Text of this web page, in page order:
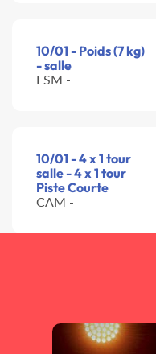
10/01 - Poids (7 kg)
- salle
ESM -
10/01 - 4 x 1 tour
salle - 4 x 1 tour
Piste Courte
CAM -